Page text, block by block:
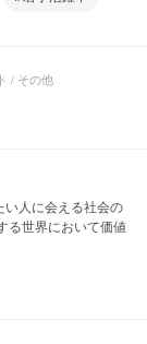
/ その他
人に会える社会の
る世界において価値